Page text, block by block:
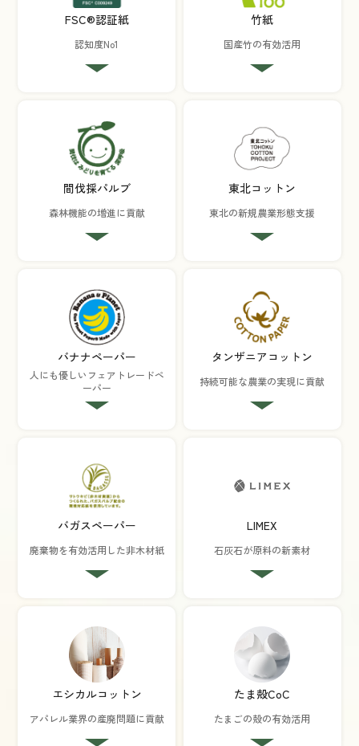
FSC®認証紙
認知度No1
竹紙
国産竹の有効活用
間伐採パルブ
森林機能の増進に貢献
東北コットン
東北の新規農業形態支援
バナナペーパー
人にも優しい フェアトレードペ
ーパー
タンザニアコットン
持続可能な農業の実現に貢献
バガスペーパー
廃棄物を有効活用した非木材紙
LIMEX
石灰石が原料の新素材
エシカルコットン
アパレル業界の産廃問題に貢献
たま殻CoC
たまごの殻の有効活用